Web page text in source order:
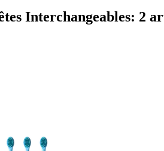
Interchangeables: 2